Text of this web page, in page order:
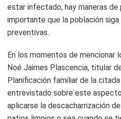
estar infectado, hay maneras
importante que la población
preventivas.
En los momentos de mencionar
Noé Jaimes Plascencia, titular
Planificación familiar de la
entrevistado sobre este
aplicarse la descacharrización